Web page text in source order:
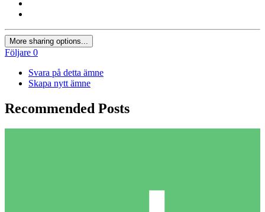
More sharing options...
Följare 0
Svara på detta ämne
Skapa nytt ämne
Recommended Posts